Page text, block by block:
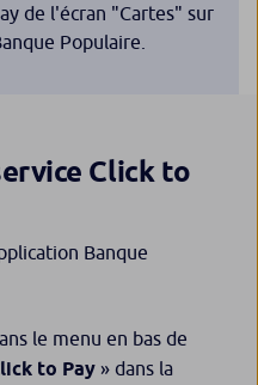
de l'écran "Cartes" sur
Populaire.
Click to
Banque
le menu en bas de
to Pay » dans la